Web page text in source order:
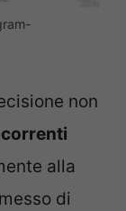
non
alla
di